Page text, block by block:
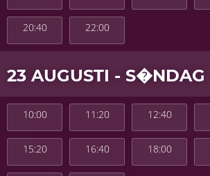
20:40 22:00
23 AUGUSTI - S�NDAG
10:00 11:20 12:40
15:20 16:40 18:00